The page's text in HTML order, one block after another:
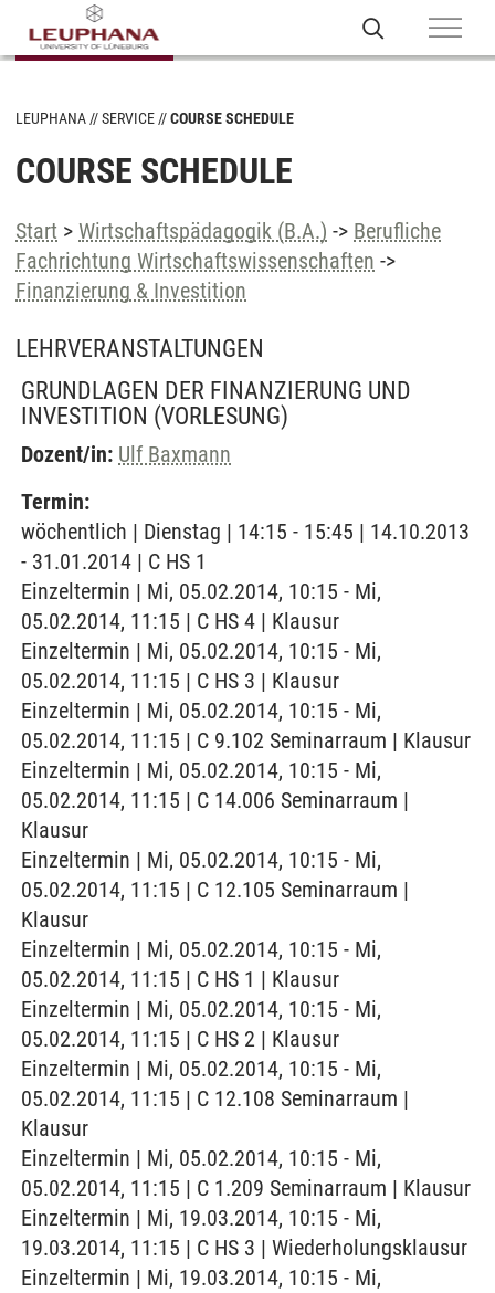
LEUPHANA SERVICE COURSE SCHEDULE
COURSE SCHEDULE
Start > Wirtschaftspädagogik (B.A.) -> Berufliche
Fachrichtung Wirtschaftswissenschaften ->
Finanzierung & Investition
LEHRVERANSTALTUNGEN
GRUNDLAGEN DER FINANZIERUNG UND
INVESTITION (VORLESUNG)
Dozent/in: Ulf Baxmann
Termin:
wöchentlich | Dienstag | 14:15 - 15:45 | 14.10.2013
- 31.01.2014 | C HS 1
Einzeltermin | Mi, 05.02.2014, 10:15 - Mi,
05.02.2014, 11:15 | C HS 4 | Klausur
Einzeltermin | Mi, 05.02.2014, 10:15 - Mi,
05.02.2014, 11:15 | C HS 3 | Klausur
Einzeltermin | Mi, 05.02.2014, 10:15 - Mi,
05.02.2014, 11:15 | C 9.102 Seminarraum | Klausur
Einzeltermin | Mi, 05.02.2014, 10:15 - Mi,
05.02.2014, 11:15 | C 14.006 Seminarraum |
Klausur
Einzeltermin | Mi, 05.02.2014, 10:15 - Mi,
05.02.2014, 11:15 | C 12.105 Seminarraum |
Klausur
Einzeltermin | Mi, 05.02.2014, 10:15 - Mi,
05.02.2014, 11:15 | C HS 1 | Klausur
Einzeltermin | Mi, 05.02.2014, 10:15 - Mi,
05.02.2014, 11:15 | C HS 2 | Klausur
Einzeltermin | Mi, 05.02.2014, 10:15 - Mi,
05.02.2014, 11:15 | C 12.108 Seminarraum |
Klausur
Einzeltermin | Mi, 05.02.2014, 10:15 - Mi,
05.02.2014, 11:15 | C 1.209 Seminarraum | Klausur
Einzeltermin | Mi, 19.03.2014, 10:15 - Mi,
19.03.2014, 11:15 | C HS 3 | Wiederholungsklausur
Einzeltermin | Mi, 19.03.2014, 10:15 - Mi,